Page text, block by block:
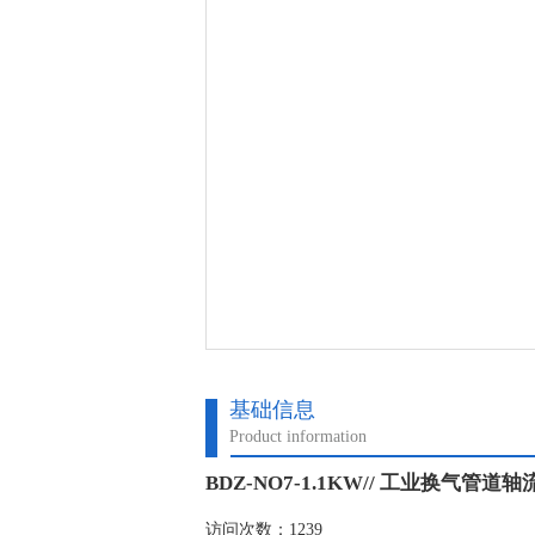
基础信息
Product information
BDZ-NO7-1.1KW// 工业换气管道轴
访问次数：1239